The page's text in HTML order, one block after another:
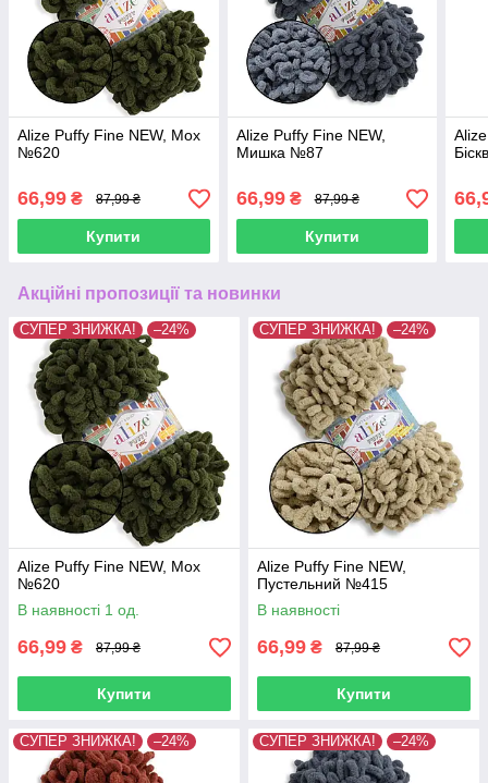
Alize Puffy Fine NEW, Мох
№620
66,99 ₴ 87,99 ₴
Купити
Alize Puffy Fine NEW,
Мишка №87
66,99₴ 87,99 ₴
Купити
Акційні пропозиції та новинки
СУПЕР ЗНИЖКА! –24%
Alize Puffy Fine NEW, Мох
№620
В наявності 1 од.
66,99 ₴ 87,99 ₴
Купити
СУПЕР ЗНИЖКА! –24%
Alize Puffy Fine NEW,
Пустельний №415
В наявності
66,99 ₴ 87,99 ₴
Купити
СУПЕР ЗНИЖКА! –24% СУПЕР ЗНИЖКА! –24%